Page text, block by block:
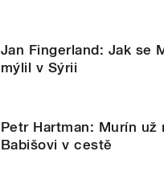
Jan Fingerland: Jak se
mýlil v Sýrii
Petr Hartman: Murín už
Babišovi v cestě